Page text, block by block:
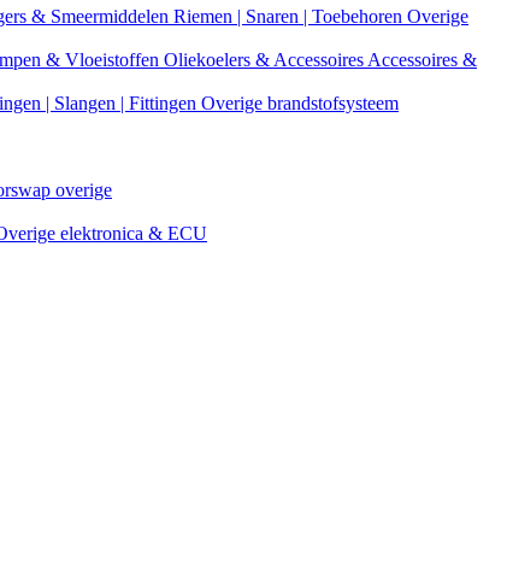
& Smeermiddelen Riemen | Snaren | Toebehoren Overige
& Vloeistoffen Oliekoelers & Accessoires Accessoires &
| Slangen | Fittingen Overige brandstofsysteem
overige
elektronica & ECU